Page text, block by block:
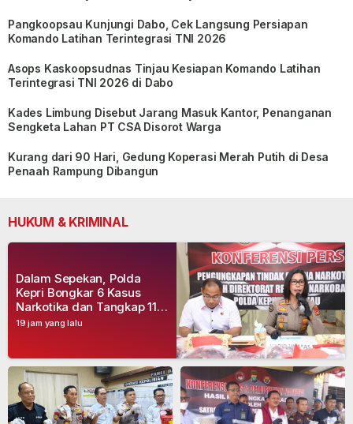
Pangkoopsau Kunjungi Dabo, Cek Langsung Persiapan
Komando Latihan Terintegrasi TNI 2026
Asops Kaskoopsudnas Tinjau Kesiapan Komando Latihan
Terintegrasi TNI 2026 di Dabo
Kades Limbung Disebut Jarang Masuk Kantor, Penanganan
Sengketa Lahan PT CSA Disorot Warga
Kurang dari 90 Hari, Gedung Koperasi Merah Putih di Desa
Penaah Rampung Dibangun
HUKUM & KRIMINAL
19 jam yang lalu
Dalam Sepekan, Polda
Kepri Bongkar 6 Kasus
Narkotika dan Tangkap 11
Tersangka